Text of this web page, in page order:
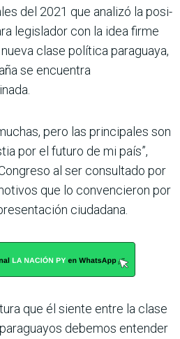
del 2021 que analizó la posi­
legislador con la idea firme
clase política paraguaya,
se encuentra
pero las principales son
por el futuro de mi país”,
al ser consultado por
que lo convencieron por
ciudadana.
que él siente entre la clase
debemos entender